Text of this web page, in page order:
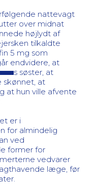
nattevagt
over midnat
højlydt af
tilkaldte
5 mg som
endvidere, at
s søster, at
skønnet, at
at hun ville afvente
er i
for almindelig
ved
former for
vedvarer
læge, før